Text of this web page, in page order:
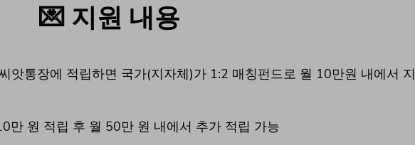
💌 지원 내용
앗통장에 적립하면 국가(지자체)가 1:2 매칭펀드로 월 10만원 내에서 지
만 원 적립 후 월 50만 원 내에서 추가 적립 가능